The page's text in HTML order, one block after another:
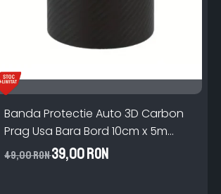
Banda Protectie Auto 3D Carbon
Prag Usa Bara Bord 10cm x 5m
Impermeabila
49,00 RON39,00 RON